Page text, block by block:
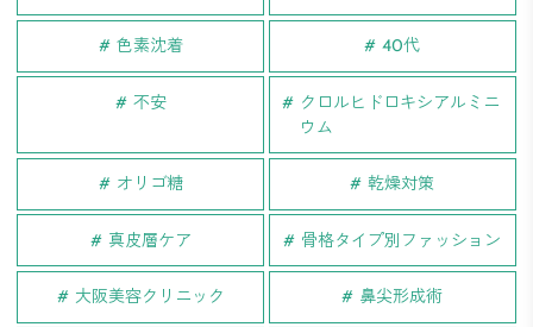
色素沈着 40代
不安
クロルヒドロキシアルミニ
ウム
オリゴ糖 乾燥対策
真皮層ケア 骨格タイプ別ファッション
大阪美容クリニック 鼻尖形成術